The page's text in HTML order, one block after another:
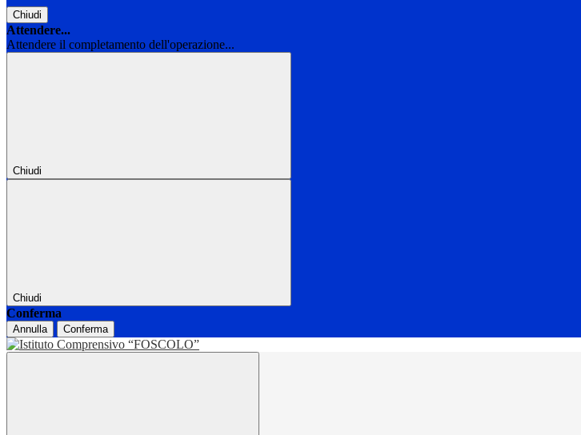
Chiudi
Attendere...
Attendere il completamento dell'operazione...
Chiudi
Chiudi
Conferma
Annulla Conferma